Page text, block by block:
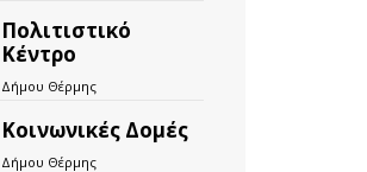
Πολιτιστικό
Κέντρο
Δήμου Θέρμης
Κοινωνικές Δομές
Δήμου Θέρμης